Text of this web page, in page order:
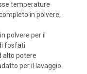
temperature
in polvere,
polvere per il
fosfati
alto potere
per il lavaggio